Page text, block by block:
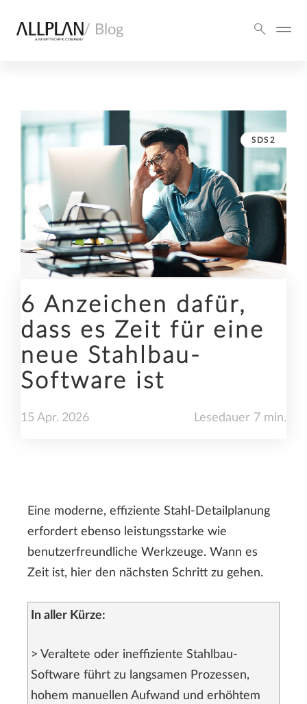
/ Blog
SDS2
6 Anzeichen dafür,
dass es Zeit für eine
neue Stahlbau-
Software ist
15 Apr. 2026 Lesedauer 7 min.
Eine moderne, effiziente Stahl-Detailplanung
erfordert ebenso leistungsstarke wie
benutzerfreundliche Werkzeuge. Wann es
Zeit ist, hier den nächsten Schritt zu gehen.
In aller Kürze:
> Veraltete oder ineffiziente Stahlbau-
Software führt zu langsamen Prozessen,
hohem manuellen Aufwand und erhöhtem